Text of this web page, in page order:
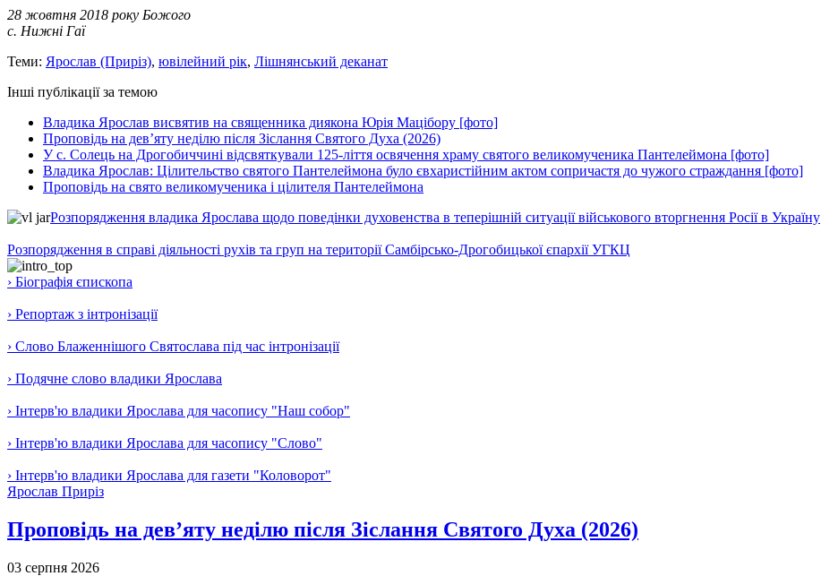
28 жовтня 2018 року Божого
с. Нижні Гаї
Теми: Ярослав (Приріз), ювілейний рік, Лішнянський деканат
Інші публікації за темою
Владика Ярослав висвятив на священника диякона Юрія Мацібору [фото]
Проповідь на дев’яту неділю після Зіслання Святого Духа (2026)
У с. Солець на Дрогобиччині відсвяткували 125-ліття освячення храму святого великомученика Пантелеймона [фото]
Владика Ярослав: Цілительство святого Пантелеймона було євхаристійним актом сопричастя до чужого страждання [фото]
Проповідь на свято великомученика і цілителя Пантелеймона
Розпорядження владика Ярослава щодо поведінки духовенства в теперішній ситуації військового вторгнення Росії в Україну
Розпорядження в справі діяльності рухів та груп на території Самбірсько-Дрогобицької єпархії УГКЦ
› Біографія єпископа
› Репортаж з інтронізації
› Слово Блаженнішого Святослава під час інтронізації
› Подячне слово владики Ярослава
› Інтерв'ю владики Ярослава для часопису "Наш собор"
› Інтерв'ю владики Ярослава для часопису "Слово"
› Інтерв'ю владики Ярослава для газети "Коловорот"
Ярослав Приріз
Проповідь на дев’яту неділю після Зіслання Святого Духа (2026)
03 серпня 2026